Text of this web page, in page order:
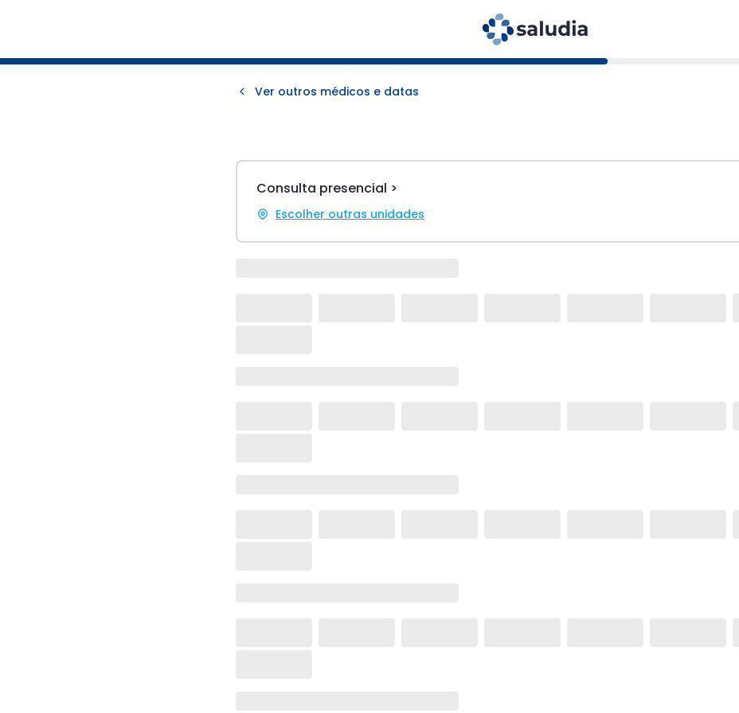
Ver outros médicos e datas
Consulta presencial >
Escolher outras unidades